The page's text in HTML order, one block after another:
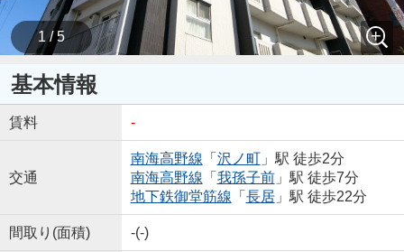
1 / 5
基本情報
賃料 -
交通
南海高野線 「 沢ノ町」駅 徒歩2分
南海高野線 「 我孫子前」駅 徒歩7分
地下鉄御堂筋線 「 長居」駅 徒歩22分
間取り(面積) -(-)